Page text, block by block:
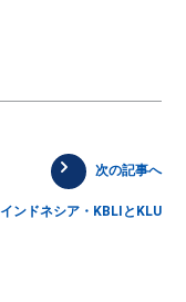
次の記事へ
インドネシア・KBLIとKLU